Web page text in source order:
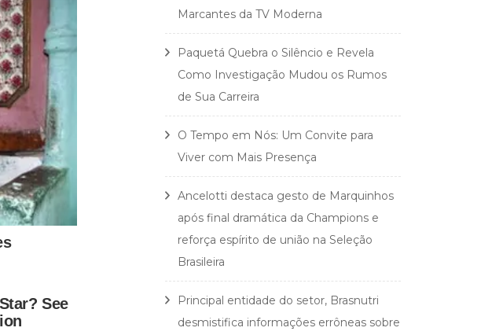
Marcantes da TV Moderna
Paquetá Quebra o Silêncio e Revela
Como Investigação Mudou os Rumos
de Sua Carreira
O Tempo em Nós: Um Convite para
Viver com Mais Presença
Ancelotti destaca gesto de Marquinhos
após final dramática da Champions e
reforça espírito de união na Seleção
Brasileira
Principal entidade do setor, Brasnutri
desmistifica informações errôneas sobre